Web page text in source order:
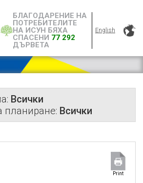
БЛАГОДАРЕНИЕ НА
ПОТРЕБИТЕЛИТЕ
НА ИСУН БЯХА
СПАСЕНИ 77 292
ДЪРВЕТА
English
Всички
планиране: Всички
Print